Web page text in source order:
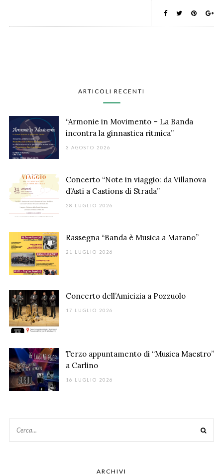
ARTICOLI RECENTI
“Armonie in Movimento – La Banda
incontra la ginnastica ritmica”
3 AGOSTO 2026
Concerto “Note in viaggio: da Villanova
d’Asti a Castions di Strada”
28 LUGLIO 2026
Rassegna “Banda è Musica a Marano”
21 LUGLIO 2026
Concerto dell’Amicizia a Pozzuolo
17 LUGLIO 2026
Terzo appuntamento di “Musica Maestro”
a Carlino
16 LUGLIO 2026
ARCHIVI